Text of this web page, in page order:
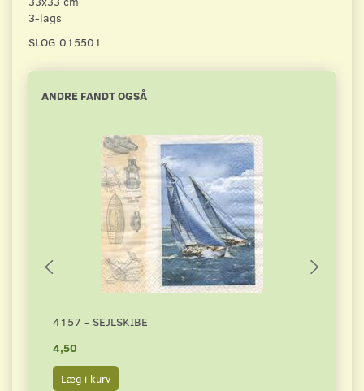
3-lags
SLOG 015501
ANDRE FANDT OGSÅ
4157 - SEJLSKIBE
4,50
Læg i kurv